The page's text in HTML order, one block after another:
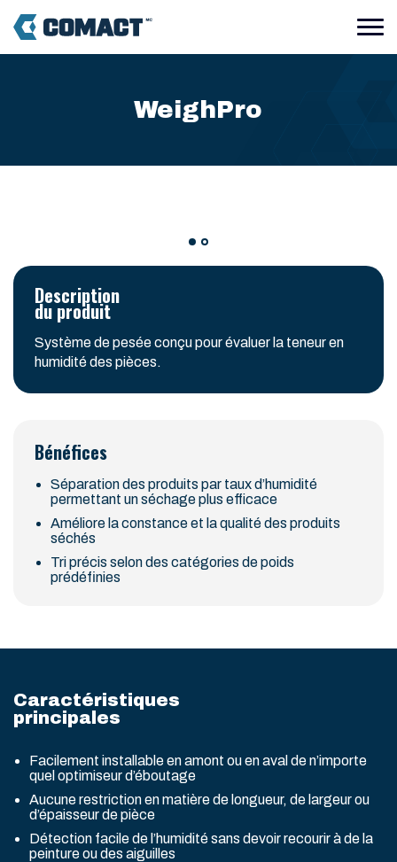
WeighPro
Description
du produit
Système de pesée conçu pour évaluer la teneur en
humidité des pièces.
Bénéfices
Séparation des produits par taux d’humidité
permettant un séchage plus efficace
Améliore la constance et la qualité des produits
séchés
Tri précis selon des catégories de poids
prédéfinies
Caractéristiques
principales
Facilement installable en amont ou en aval de n’importe
quel optimiseur d’éboutage
Aucune restriction en matière de longueur, de largeur ou
d’épaisseur de pièce
Détection facile de l’humidité sans devoir recourir à de la
peinture ou des aiguilles